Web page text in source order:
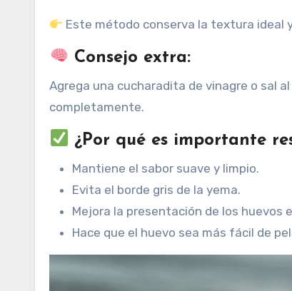
Este método conserva la textura ideal
Consejo extra:
Agrega una cucharadita de vinagre o sal
completamente.
¿Por qué es importante
Mantiene el sabor suave y limpio.
Evita el borde gris de la yema.
Mejora la presentación de los huevos
Hace que el huevo sea más fácil de